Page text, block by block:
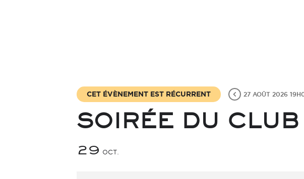
CET ÉVÈNEMENT EST RÉCURRENT 27 AOÛT 2026
SOIRÉE DU
29 OCT.